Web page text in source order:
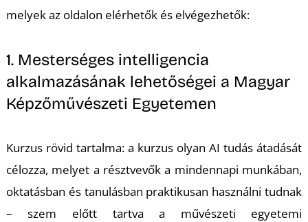
melyek az oldalon elérhetők és elvégezhetők:
1. Mesterséges intelligencia
alkalmazásának lehetőségei a Magyar
Képzőművészeti Egyetemen
Kurzus rövid tartalma: a kurzus olyan AI tudás átadását
célozza, melyet a résztvevők a mindennapi munkában,
oktatásban és tanulásban praktikusan használni tudnak
– szem előtt tartva a művészeti egyetemi